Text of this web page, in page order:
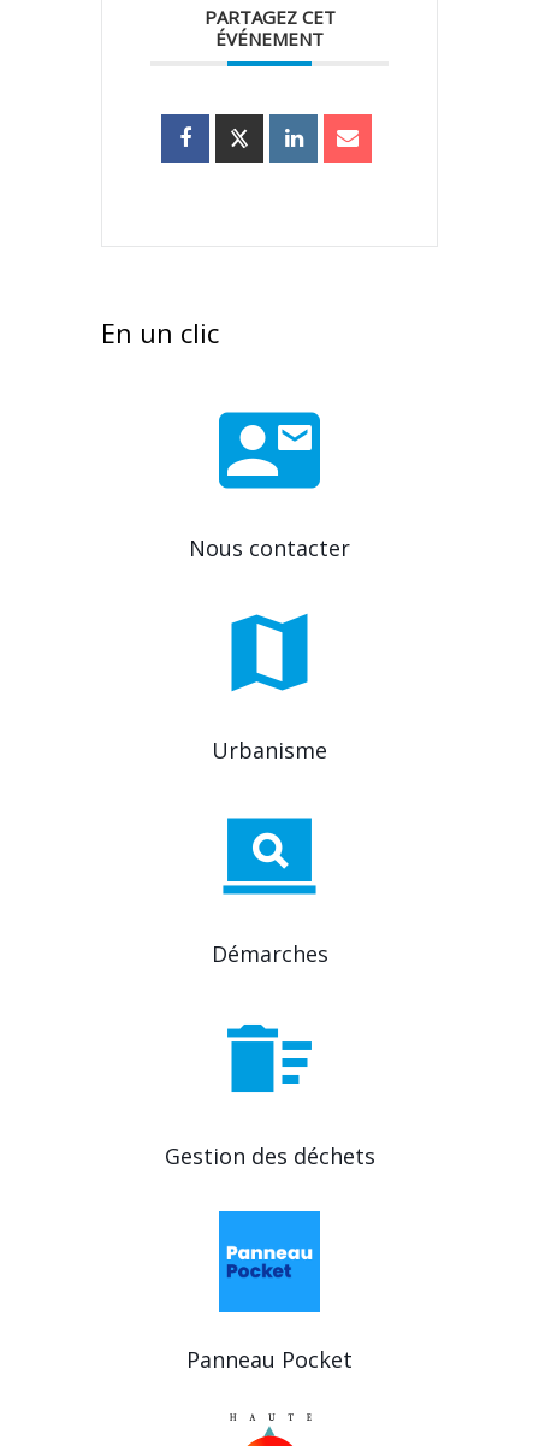
PARTAGEZ CET
ÉVÉNEMENT
En un clic
Nous contacter
Urbanisme
Démarches
Gestion des déchets
Panneau Pocket